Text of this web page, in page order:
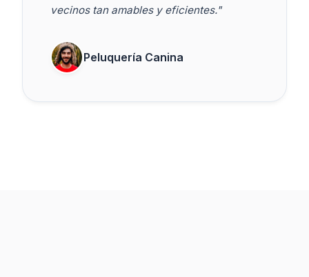
vecinos tan amables y eficientes."
Peluquería Canina